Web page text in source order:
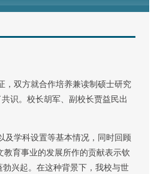
双方就合作培养兼读制硕士研究
识。校长胡军、副校长贾益民出
学科设置等基本情况，同时回顾
育事业的发展所作的贡献表示钦
兴起。在这种背景下，我校与世